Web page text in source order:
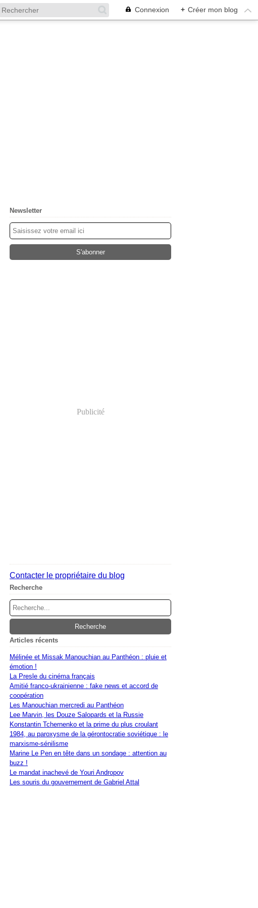
Connexion + Créer mon blog
Newsletter
Publicité
Contacter le propriétaire du blog
Recherche
Articles récents
Mélinée et Missak Manouchian au Panthéon : pluie et
émotion !
La Presle du cinéma français
Amitié franco-ukrainienne : fake news et accord de
coopération
Les Manouchian mercredi au Panthéon
Lee Marvin, les Douze Salopards et la Russie
Konstantin Tchernenko et la prime du plus croulant
1984, au paroxysme de la gérontocratie soviétique : le
marxisme-sénilisme
Marine Le Pen en tête dans un sondage : attention au
buzz !
Le mandat inachevé de Youri Andropov
Les souris du gouvernement de Gabriel Attal